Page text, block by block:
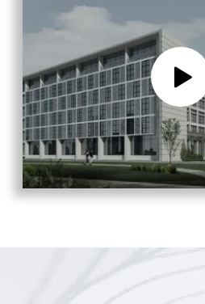
และการบริ...